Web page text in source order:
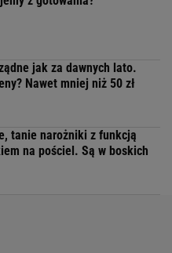
jak za dawnych lato.
Nawet mniej niż 50 zł
tanie narożniki z funkcją
na pościel. Są w boskich